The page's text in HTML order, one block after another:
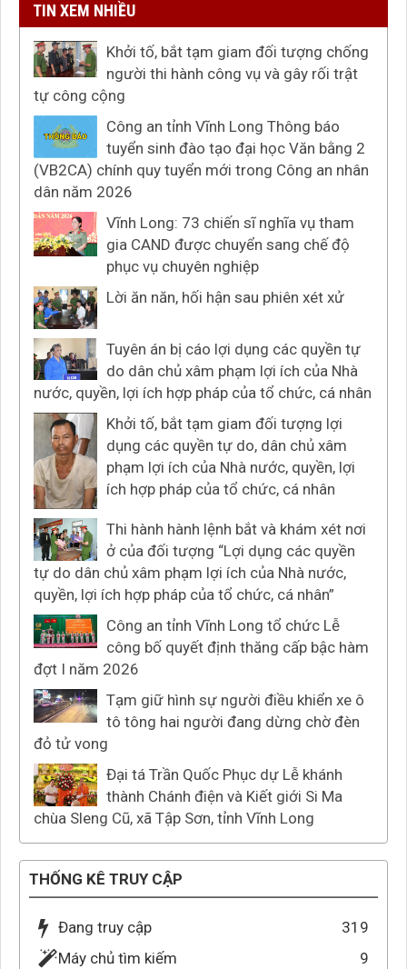
TIN XEM NHIỀU
Khởi tố, bắt tạm giam đối tượng chống
người thi hành công vụ và gây rối trật
tự công cộng
Công an tỉnh Vĩnh Long Thông báo
tuyển sinh đào tạo đại học Văn bằng 2
(VB2CA) chính quy tuyển mới trong Công an nhân
dân năm 2026
Vĩnh Long: 73 chiến sĩ nghĩa vụ tham
gia CAND được chuyển sang chế độ
phục vụ chuyên nghiệp
Lời ăn năn, hối hận sau phiên xét xử
Tuyên án bị cáo lợi dụng các quyền tự
do dân chủ xâm phạm lợi ích của Nhà
nước, quyền, lợi ích hợp pháp của tổ chức, cá nhân
Khởi tố, bắt tạm giam đối tượng lợi
dụng các quyền tự do, dân chủ xâm
phạm lợi ích của Nhà nước, quyền, lợi
ích hợp pháp của tổ chức, cá nhân
Thi hành hành lệnh bắt và khám xét nơi
ở của đối tượng “Lợi dụng các quyền
tự do dân chủ xâm phạm lợi ích của Nhà nước,
quyền, lợi ích hợp pháp của tổ chức, cá nhân”
Công an tỉnh Vĩnh Long tổ chức Lễ
công bố quyết định thăng cấp bậc hàm
đợt I năm 2026
Tạm giữ hình sự người điều khiển xe ô
tô tông hai người đang dừng chờ đèn
đỏ tử vong
Đại tá Trần Quốc Phục dự Lễ khánh
thành Chánh điện và Kiết giới Si Ma
chùa Sleng Cũ, xã Tập Sơn, tỉnh Vĩnh Long
THỐNG KÊ TRUY CẬP
Đang truy cập
319
Máy chủ tìm kiếm
9